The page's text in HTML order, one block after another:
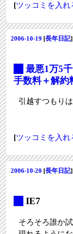
[ツッコミを入れ
2006-10-19 [長年日記]
最悪1万5
手数料＋解約
引越すつもりは
[ツッコミを入れ
2006-10-20 [長年日記]
IE7
そろそろ誰か